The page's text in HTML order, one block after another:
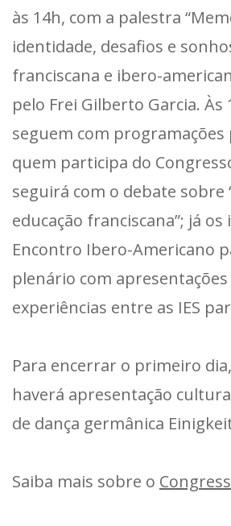
às 14h, com a palestra
identidade, desafios e
franciscana e ibero-
pelo Frei Gilberto Garcia. Às
seguem com programações
quem participa do
seguirá com o debate sobre
educação franciscana”; já
Encontro Ibero-Americano
plenário com
experiências entre as IES
Para encerrar o primeiro
haverá apresentação
de dança germânica
Saiba mais sobre o